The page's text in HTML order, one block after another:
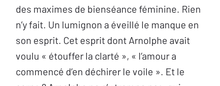
des maximes de bienséance féminine. Rien
n’y fait. Un lumignon a éveillé le manque en
son esprit. Cet esprit dont Arnolphe avait
voulu « étouffer la clarté », « l’amour a
commencé d’en déchirer le voile ». Et le